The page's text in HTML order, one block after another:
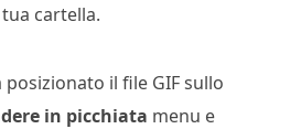
cartella.
posizionato il file GIF sullo
in picchiata menu e